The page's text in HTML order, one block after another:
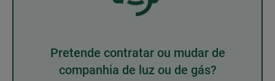
Pretende contratar ou mudar de
companhia de luz ou de gás?